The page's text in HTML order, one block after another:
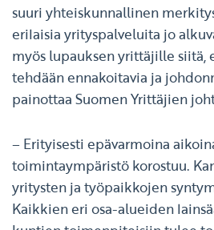
suuri yhteiskunnallinen
erilaisia yrityspalveluita jo
myös lupauksen yrittäjille siitä,
tehdään ennakoitavia ja
painottaa Suomen Yrittäjien
– Erityisesti epävarmoina
toimintaympäristö korostuu.
yritysten ja työpaikkojen
Kaikkien eri osa-alueiden